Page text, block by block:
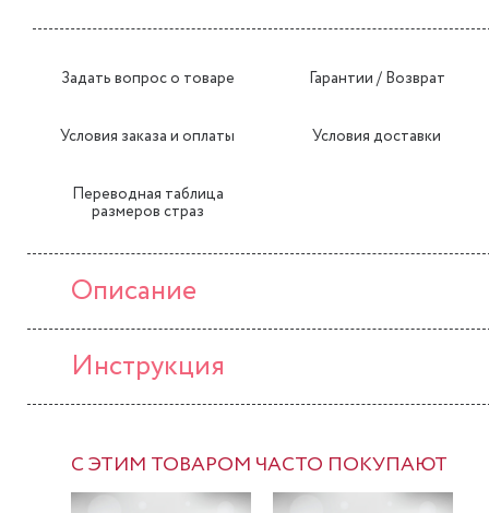
Задать вопрос о товаре Гарантии / Возврат
Условия заказа и оплаты Условия доставки
Переводная таблица
размеров страз
Описание
Инструкция
С ЭТИМ ТОВАРОМ ЧАСТО ПОКУПАЮТ